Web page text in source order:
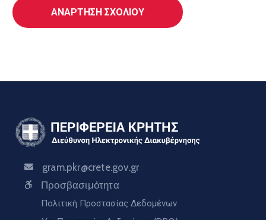
gram.pkr@crete.gov.gr
Προσβασιμότητα
Πολιτική Προστασίας Δεδομένων